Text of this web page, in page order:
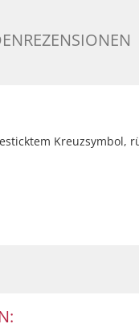
Kreuzsymbol,